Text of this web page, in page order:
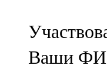
Ваши